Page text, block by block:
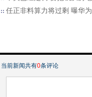
任正非料算力将过剩 曝华
当前新闻共有0条评论